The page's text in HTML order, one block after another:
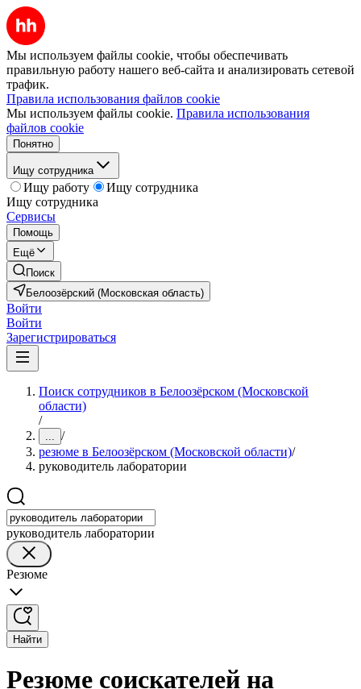
Мы используем файлы cookie, чтобы обеспечивать
правильную работу нашего веб-сайта и анализировать сетевой
трафик.
Правила использования файлов cookie
Мы используем файлы cookie. Правила использования
файлов cookie
Понятно
Ищу сотрудника
Ищу работу
Ищу сотрудника
Ищу сотрудника
Сервисы
Помощь
Ещё
Поиск
Белоозёрский (Московская область)
Войти
Войти
Зарегистрироваться
Поиск сотрудников в Белоозёрском (Московской
области)
/
... /
резюме в Белоозёрском (Московской области)/
руководитель лаборатории
руководитель лаборатории
Резюме
Найти
Резюме соискателей на